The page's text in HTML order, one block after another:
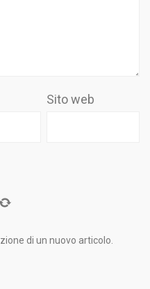
Sito web
di un nuovo articolo.